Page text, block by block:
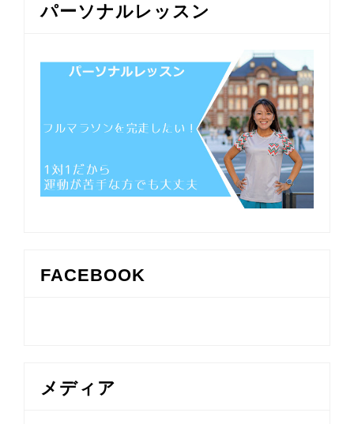
パーソナルレッスン
FACEBOOK
メディア